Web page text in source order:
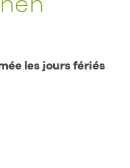
les jours fériés